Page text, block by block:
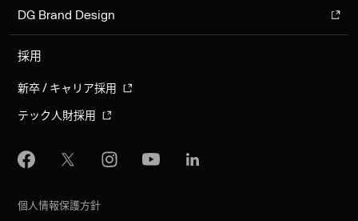
DG Brand Design
採用
新卒 / キャリア採用
テック人財採用
個人情報保護方針